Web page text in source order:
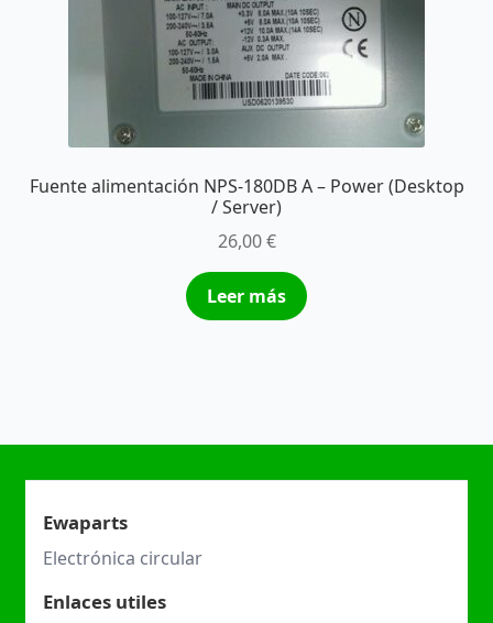
Fuente alimentación NPS-180DB A – Power (Desktop
/ Server)
26,00€
Leer más
Ewaparts
Electrónica circular
Enlaces utiles